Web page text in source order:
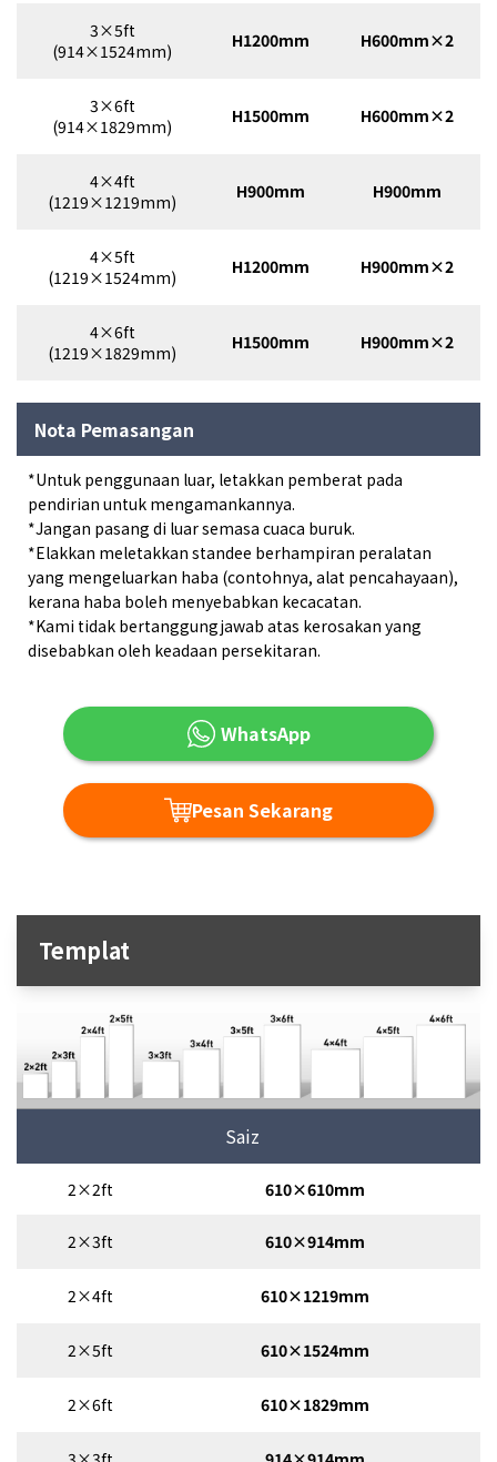
3×5ft
(914×1524mm)
H1200mm H600mm×2
3×6ft
(914×1829mm)
H1500mm H600mm×2
4×4ft
(1219×1219mm)
H900mm H900mm
4×5ft
(1219×1524mm)
H1200mm H900mm×2
4×6ft
(1219×1829mm)
H1500mm H900mm×2
Nota Pemasangan
*Untuk penggunaan luar, letakkan pemberat pada
pendirian untuk mengamankannya.
*Jangan pasang di luar semasa cuaca buruk.
*Elakkan meletakkan standee berhampiran peralatan
yang mengeluarkan haba (contohnya, alat pencahayaan),
kerana haba boleh menyebabkan kecacatan.
*Kami tidak bertanggungjawab atas kerosakan yang
disebabkan oleh keadaan persekitaran.
WhatsApp
Pesan Sekarang
Templat
Saiz
2×2ft 610×610mm
2×3ft 610×914mm
2×4ft 610×1219mm
2×5ft 610×1524mm
2×6ft 610×1829mm